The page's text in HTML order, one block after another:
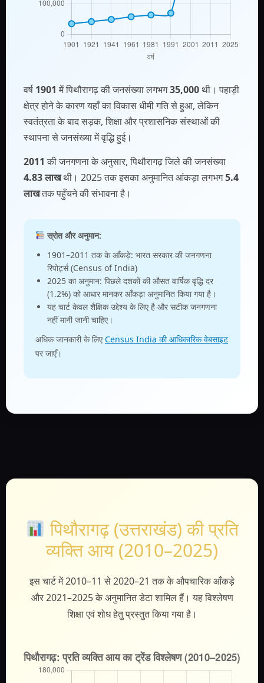
वर्ष 1901 में पिथौरागढ़ की जनसंख्या लगभग35,000थी। पहाड़ी
क्षेत्र होने के कारण यहाँ का विकास धीमी गति से हुआ, लेकिन
स्वतंत्रता के बाद सड़क, शिक्षा और प्रशासनिक संस्थाओं की
स्थापना से जनसंख्या में वृद्धि हुई।
2011 की जनगणना के अनुसार, पिथौरागढ़ जिले की जनसंख्या
4.83 लाखथी। 2025 तक इसका अनुमानित आंकड़ा लगभग5.4
लाखतक पहुँचने की संभावना है।
स्रोत और अनुमान:
1901–2011 तक के आँकड़े: भारत सरकार की जनगणना
रिपोर्ट्स (Census of India)
2025 का अनुमान: पिछले दशकों की औसत वार्षिक वृद्धि दर
(1.2%) को आधार मानकर आँकड़ा अनुमानित किया गया है।
यह चार्ट केवल शैक्षिक उद्देश्य के लिए है और सटीक जनगणना
नहीं मानी जानी चाहिए।
अधिक जानकारी के लिए Census India की आधिकारिक वेबसाइट
पर जाएँ।
पिथौरागढ़ (उत्तराखंड) की प्रति
व्यक्ति आय (2010–2025)
इस चार्ट में 2010–11 से 2020–21 तक के औपचारिक आँकड़े
और 2021–2025 के अनुमानित डेटा शामिल हैं। यह विश्लेषण
शिक्षा एवं शोध हेतु प्रस्तुत किया गया है।